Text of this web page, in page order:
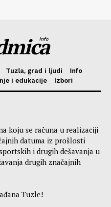
info
Tuzla, grad i ljudi
Info
i edukacije Izbori
koju se računa u realizaciji
datuma iz prošlosti
i drugih dešavanja u
drugih značajnih
Tuzle!